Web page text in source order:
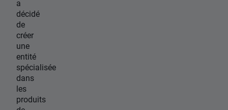
a
décidé
de
créer
une
entité
spécialisée
dans
les
produits